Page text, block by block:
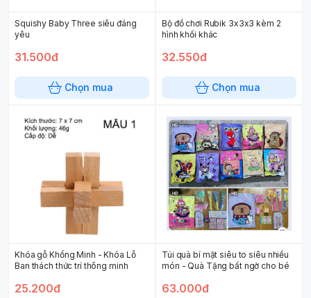
Squishy Baby Three siêu đáng
yêu
31.500đ
Chọn mua
Bộ đồ chơi Rubik 3x3x3 kèm 2
hình khối khác
32.550đ
Chọn mua
Khóa gỗ Khổng Minh - Khóa Lỗ
Ban thách thức trí thông minh
25.200đ
Túi quà bí mật siêu to siêu nhiều
món - Quà Tặng bất ngờ cho bé
63.000đ